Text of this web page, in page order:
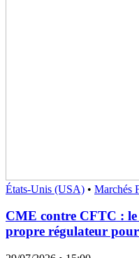
États-Unis (USA) • Marchés
CME contre CFTC : le
propre régulateur